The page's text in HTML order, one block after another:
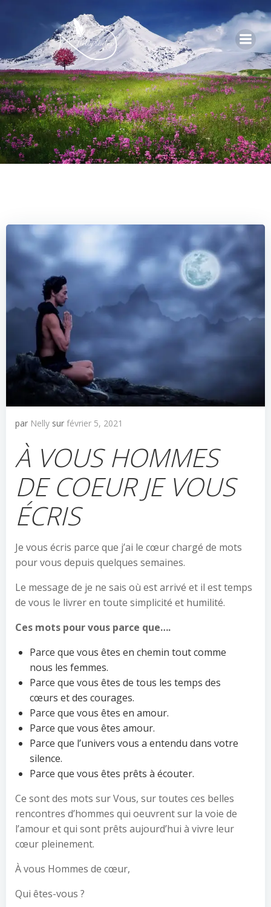
par Nelly sur février 5, 2021
À VOUS HOMMES
DE COEUR JE VOUS
ÉCRIS
Je vous écris parce que j’ai le cœur chargé de mots
pour vous depuis quelques semaines.
Le message de je ne sais où est arrivé et il est temps
de vous le livrer en toute simplicité et humilité.
Ces mots pour vous parce que….
Parce que vous êtes en chemin tout comme
nous les femmes.
Parce que vous êtes de tous les temps des
cœurs et des courages.
Parce que vous êtes en amour.
Parce que vous êtes amour.
Parce que l’univers vous a entendu dans votre
silence.
Parce que vous êtes prêts à écouter.
Ce sont des mots sur Vous, sur toutes ces belles
rencontres d’hommes qui oeuvrent sur la voie de
l’amour et qui sont prêts aujourd’hui à vivre leur
cœur pleinement.
À vous Hommes de cœur,
Qui êtes-vous ?